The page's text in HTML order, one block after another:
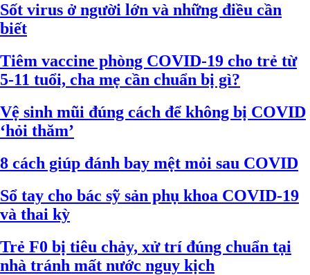
Sốt virus ở người lớn và những điều cần
biết
Tiêm vaccine phòng COVID-19 cho trẻ từ
5-11 tuổi, cha mẹ cần chuẩn bị gì?
Vệ sinh mũi đúng cách để không bị COVID
‘hỏi thăm’
8 cách giúp đánh bay mệt mỏi sau COVID
Sổ tay cho bác sỹ sản phụ khoa COVID-19
và thai kỳ
Trẻ F0 bị tiêu chảy, xử trí đúng chuẩn tại
nhà tránh mất nước nguy kịch